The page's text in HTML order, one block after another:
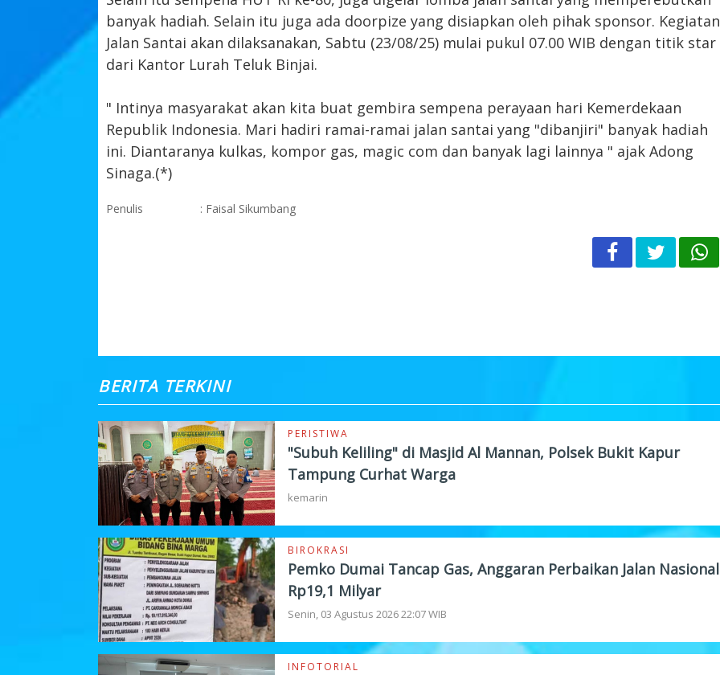
banyak hadiah. Selain itu juga ada doorpize yang disiapkan oleh pihak sponsor. Kegiatan
Jalan Santai akan dilaksanakan, Sabtu (23/08/25) mulai pukul 07.00 WIB dengan titik star
dari Kantor Lurah Teluk Binjai.
" Intinya masyarakat akan kita buat gembira sempena perayaan hari Kemerdekaan
Republik Indonesia. Mari hadiri ramai-ramai jalan santai yang "dibanjiri" banyak hadiah
ini. Diantaranya kulkas, kompor gas, magic com dan banyak lagi lainnya " ajak Adong
Sinaga.(*)
Penulis : Faisal Sikumbang
BERITA TERKINI
PERISTIWA
"Subuh Keliling" di Masjid Al Mannan, Polsek Bukit Kapur
Tampung Curhat Warga
kemarin
BIROKRASI
Pemko Dumai Tancap Gas, Anggaran Perbaikan Jalan Nasional
Rp19,1 Milyar
Senin, 03 Agustus 2026 22:07 WIB
INFOTORIAL